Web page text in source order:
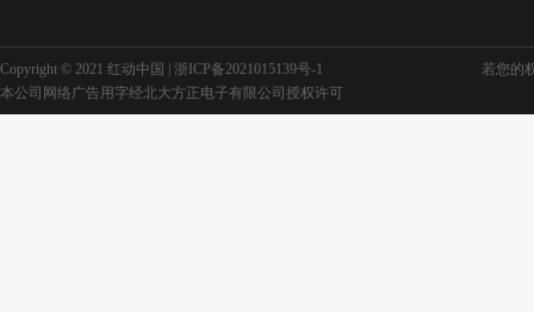
Copyright © 2021 红动中国 | 浙ICP备2021015139号-1
若您的
本公司网络广告用字经北大方正电子有限公司授权许可